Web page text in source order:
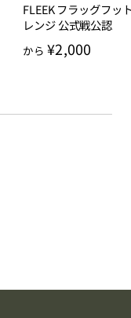
FLEEK フラッグフッ
レンジ 公式戦公認
から ¥2,000